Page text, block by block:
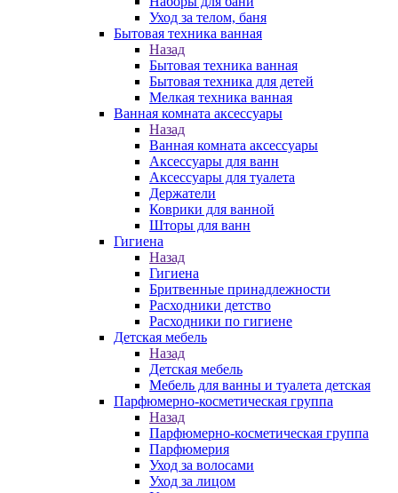
Уход за телом, баня
Бытовая техника ванная
Назад
Бытовая техника ванная
Бытовая техника для детей
Мелкая техника ванная
Ванная комната аксессуары
Назад
Ванная комната аксессуары
Аксессуары для ванн
Аксессуары для туалета
Держатели
Коврики для ванной
Шторы для ванн
Гигиена
Назад
Гигиена
Бритвенные принадлежности
Расходники детство
Расходники по гигиене
Детская мебель
Назад
Детская мебель
Мебель для ванны и туалета детская
Парфюмерно-косметическая группа
Назад
Парфюмерно-косметическая группа
Парфюмерия
Уход за волосами
Уход за лицом